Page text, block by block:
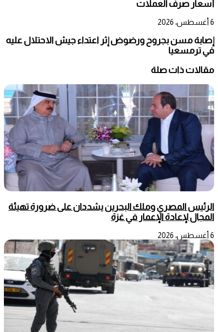
أسعار صرف العملات
6 أغسطس، 2026
إصابة مسن بجروح ورضوض إثر اعتداء جيش الاحتلال عليه
في ترمسعيا
مقالات ذات صلة
الرئيس المصري وملك البحرين يشددان على ضرورة تهيئة
المجال لإعادة الإعمار في غزة
6 أغسطس، 2026